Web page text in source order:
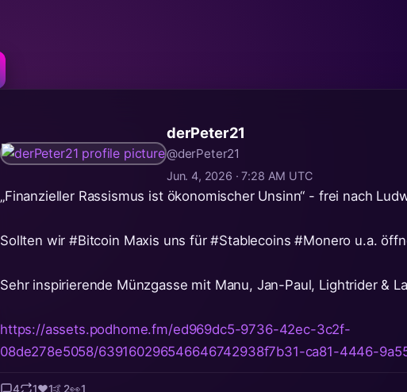
derPeter21
@derPeter21
Jun. 4, 2026 · 7:28 AM UTC
„Finanzieller Rassismus ist ökonomischer Unsinn“ - frei nach
Sollten wir#Bitcoin Maxis uns für#Stablecoins #Monero u.a.
Sehr inspirierende Münzgasse mit Manu, Jan-Paul, Lightrider &
https://assets.podhome.fm/ed969dc5-9736-42ec-3c2f-
08de278e5058/639160296546646742938f7b31-ca81-4446-
4 1❤️1🤙 2👀1